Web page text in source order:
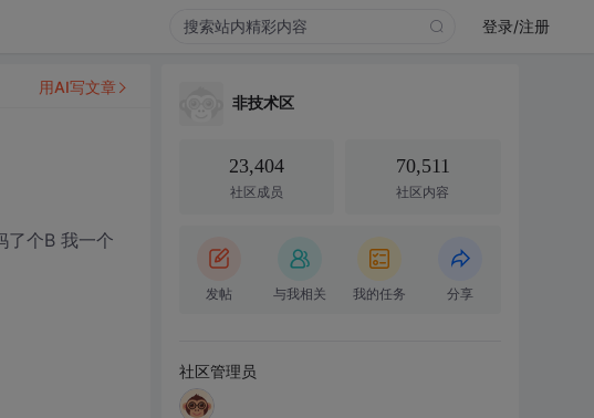
登录/注册
了个B 我一个
用AI写文章
非技术区
23,404
社区成员
70,511
社区内容
发帖 与我相关 我的任务 分享
社区管理员